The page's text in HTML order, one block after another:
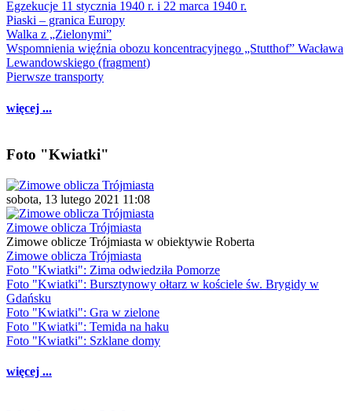
Egzekucje 11 stycznia 1940 r. i 22 marca 1940 r.
Piaski – granica Europy
Walka z „Zielonymi”
Wspomnienia więźnia obozu koncentracyjnego „Stutthof” Wacława
Lewandowskiego (fragment)
Pierwsze transporty
więcej ...
Foto "Kwiatki"
sobota, 13 lutego 2021 11:08
Zimowe oblicza Trójmiasta
Zimowe oblicze Trójmiasta w obiektywie Roberta
Zimowe oblicza Trójmiasta
Foto "Kwiatki": Zima odwiedziła Pomorze
Foto "Kwiatki": Bursztynowy ołtarz w kościele św. Brygidy w
Gdańsku
Foto "Kwiatki": Gra w zielone
Foto "Kwiatki": Temida na haku
Foto "Kwiatki": Szklane domy
więcej ...